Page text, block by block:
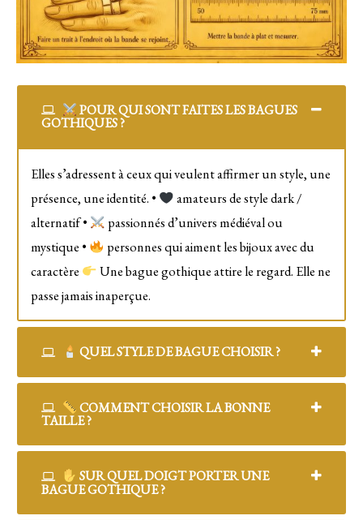
POUR QUI SONT FAITES LES BAGUES
GOTHIQUES ?
Elles s’adressent à ceux qui veulent affirmer un style, une
présence, une identité. •
amateurs de style dark /
alternatif •
passionnés d’univers médiéval ou
mystique •
personnes qui aiment les bijoux avec du
caractère
Une bague gothique attire le regard. Elle ne
passe jamais inaperçue.
QUEL STYLE DE BAGUE CHOISIR ?
COMMENT CHOISIR LA BONNE
TAILLE ?
SUR QUEL DOIGT PORTER UNE
BAGUE GOTHIQUE ?